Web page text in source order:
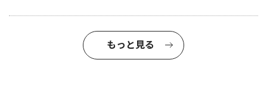
もっと見る